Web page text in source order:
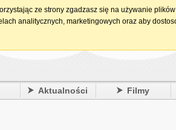
Aktualności Filmy
ze strony zgadzasz się na używanie
analitycznych, marketingowych oraz aby